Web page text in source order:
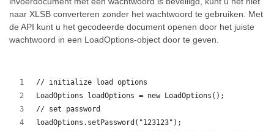
naar XLSB converteren zonder het wachtwoord te gebruiken. Met
de API kunt u het gecodeerde document openen door het juiste
wachtwoord in een LoadOptions-object door te geven.
// initialize load options
LoadOptions loadOptions = new LoadOptions();
// set password
loadOptions.setPassword("123123");